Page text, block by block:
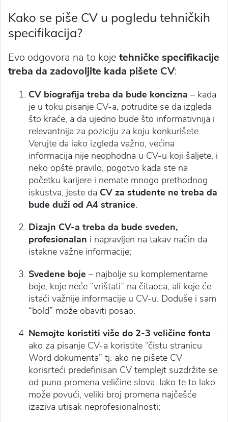
Kako se piše CV u pogledu tehničkih
specifikacija?
Evo odgovora na to koje tehničke specifikacije
treba da zadovoljite kada pišete CV:
CV biografija treba da bude koncizna – kada
je u toku pisanje CV-a, potrudite se da izgleda
što kraće, a da ujedno bude što informativnija i
relevantnija za poziciju za koju konkurišete.
Verujte da iako izgleda važno, većina
informacija nije neophodna u CV-u koji šaljete, i
neko opšte pravilo, pogotvo kada ste na
početku karijere i nemate mnogo prethodnog
iskustva, jeste da CV za studente ne treba da
bude duži od A4 stranice.
Dizajn CV-a treba da bude sveden,
profesionalan i napravljen na takav način da
istakne važne informacije;
Svedene boje – najbolje su komplementarne
boje, koje neće “vrištati” na čitaoca, ali koje će
istaći važnije informacije u CV-u. Doduše i sam
“bold” može obaviti posao.
Nemojte koristiti više do 2-3 veličine fonta –
ako za pisanje CV-a koristite “čistu stranicu
Word dokumenta” tj. ako ne pišete CV
korisrteći predefinisan CV templejt suzdržite se
od puno promena veličine slova. Iako te to lako
može povući, veliki broj promena najčešće
izaziva utisak neprofesionalnosti;